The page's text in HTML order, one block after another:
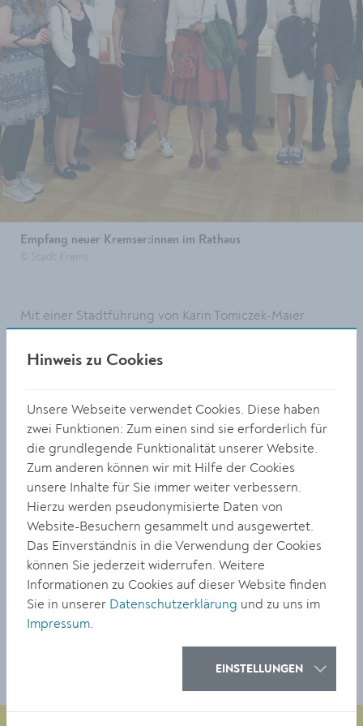
Empfang neuer Kremser:innen im Rathaus
Mit einer Stadtführung von Karin Tomiczek-Maier
geschichtlichen Hintergrund von historischen Plätzen
berichten sowie über zukünftige Vorhaben, um nicht
nur zukunftsfähigste, sondern auch lebenswerteste
Stadt zu werden.
Ein Ausklang fand im Rathaus im Bürgermeisterzimmer
bei einem Empfang statt.
Foto: Stadtrat Günter Herz im Bürgermeister-Büro mit
den neuen Kremser:innen.
TEILEN
Hinweis zu Cookies
Unsere Webseite verwendet Cookies. Diese haben
zwei Funktionen: Zum einen sind sie erforderlich für
die grundlegende Funktionalität unserer Website.
Zum anderen können wir mit Hilfe der Cookies
unsere Inhalte für Sie immer weiter verbessern.
Hierzu werden pseudonymisierte Daten von
Website-Besuchern gesammelt und ausgewertet.
Das Einverständnis in die Verwendung der Cookies
können Sie jederzeit widerrufen. Weitere
Informationen zu Cookies auf dieser Website finden
Sie in unserer Datenschutzerklärung und zu uns im
Impressum.
EINSTELLUNGEN